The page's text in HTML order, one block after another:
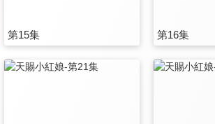
第15集 第16集